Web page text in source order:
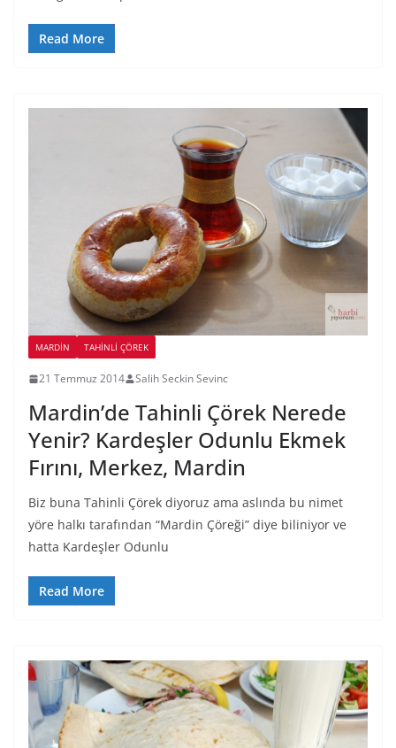
Read More
MARDIN TAHINLI ÇÖREK
21 Temmuz 2014 Salih Seckin Sevinc
Mardin’de Tahinli Çörek Nerede
Yenir? Kardeşler Odunlu Ekmek
Fırını, Merkez, Mardin
Biz buna Tahinli Çörek diyoruz ama aslında bu nimet
yöre halkı tarafından “Mardin Çöreği” diye biliniyor ve
hatta Kardeşler Odunlu
Read More